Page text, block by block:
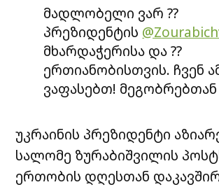
მადლობელი ვარ ??
პრეზიდენტის
მხარდაჭერისა და ??
ერთიანობისთვის. ჩვენ
ვაფასებთ!
ვაძლიერებთ უკრაინას!
#StrongerTogether
https://t.co/31wYrWn7hD
უკრაინის პრეზიდენტი
სალომე ზურაბიშვილის
ერთობის დღესთან